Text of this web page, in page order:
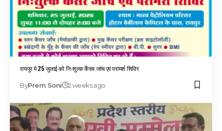
रायपुर मे 25 जुलाई को निःशुल्क कैंसर जांच एवं परामर्श शिविर
ByPrem Soni 2 weeks ago